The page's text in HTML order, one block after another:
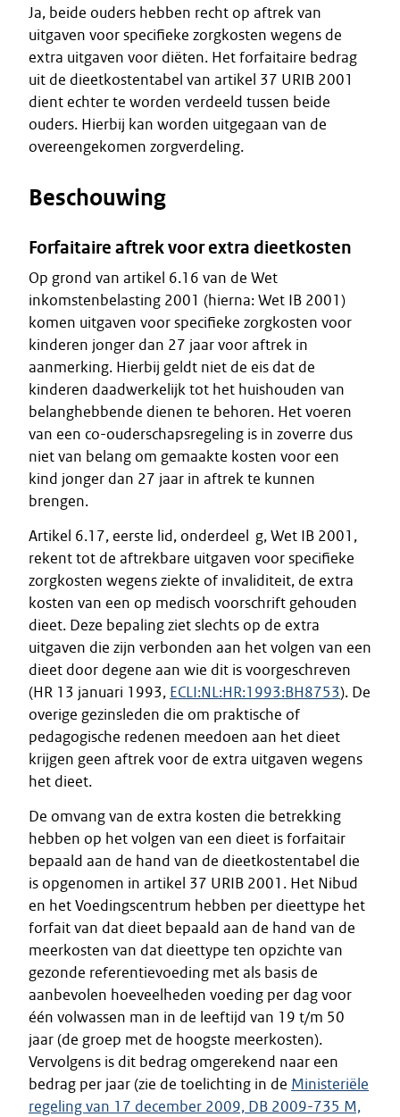
Ja, beide ouders hebben recht op aftrek van
uitgaven voor specifieke zorgkosten wegens de
extra uitgaven voor diëten. Het forfaitaire bedrag
uit de dieetkostentabel van artikel 37 URIB 2001
dient echter te worden verdeeld tussen beide
ouders. Hierbij kan worden uitgegaan van de
overeengekomen zorgverdeling.
Beschouwing
Forfaitaire aftrek voor extra dieetkosten
Op grond van artikel 6.16 van de Wet
inkomstenbelasting 2001 (hierna: Wet IB 2001)
komen uitgaven voor specifieke zorgkosten voor
kinderen jonger dan 27 jaar voor aftrek in
aanmerking. Hierbij geldt niet de eis dat de
kinderen daadwerkelijk tot het huishouden van
belanghebbende dienen te behoren. Het voeren
van een co-ouderschapsregeling is in zoverre dus
niet van belang om gemaakte kosten voor een
kind jonger dan 27 jaar in aftrek te kunnen
brengen.
Artikel 6.17, eerste lid, onderdeel g, Wet IB 2001,
rekent tot de aftrekbare uitgaven voor specifieke
zorgkosten wegens ziekte of invaliditeit, de extra
kosten van een op medisch voorschrift gehouden
dieet. Deze bepaling ziet slechts op de extra
uitgaven die zijn verbonden aan het volgen van een
dieet door degene aan wie dit is voorgeschreven
(HR 13 januari 1993, ECLI:NL:HR:1993:BH8753). De
overige gezinsleden die om praktische of
pedagogische redenen meedoen aan het dieet
krijgen geen aftrek voor de extra uitgaven wegens
het dieet.
De omvang van de extra kosten die betrekking
hebben op het volgen van een dieet is forfaitair
bepaald aan de hand van de dieetkostentabel die
is opgenomen in artikel 37 URIB 2001. Het Nibud
en het Voedingscentrum hebben per dieettype het
forfait van dat dieet bepaald aan de hand van de
meerkosten van dat dieettype ten opzichte van
gezonde referentievoeding met als basis de
aanbevolen hoeveelheden voeding per dag voor
één volwassen man in de leeftijd van 19 t/m 50
jaar (de groep met de hoogste meerkosten).
Vervolgens is dit bedrag omgerekend naar een
bedrag per jaar (zie de toelichting in de Ministeriële
regeling van 17 december 2009, DB 2009-735 M,